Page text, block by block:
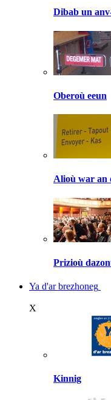
Dibab un
Oberoù eeun
Alioù war an
Prizioù
Ya d'ar brezhoneg
X
Kinnig